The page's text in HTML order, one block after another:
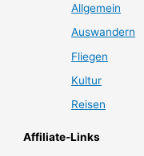
Allgemein
Auswandern
Fliegen
Kultur
Reisen
Affiliate-Links